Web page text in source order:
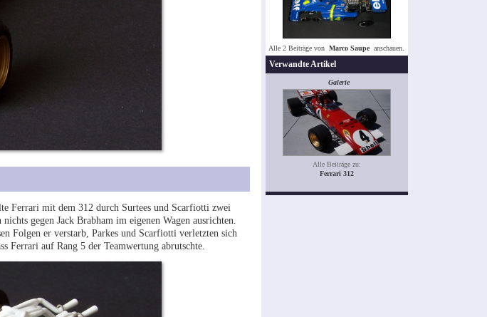
Ferrari mit dem 312 durch Surtees und Scarfiotti zwei
gegen Jack Brabham im eigenen Wagen ausrichten.
Folgen er verstarb, Parkes und Scarfiotti verletzten sich
Ferrari auf Rang 5 der Teamwertung abrutschte.
Alle 2 Beiträge von Marco Saupe anschauen.
Verwandte Artikel
Galerie
Alle Beiträge zu:
Ferrari 312